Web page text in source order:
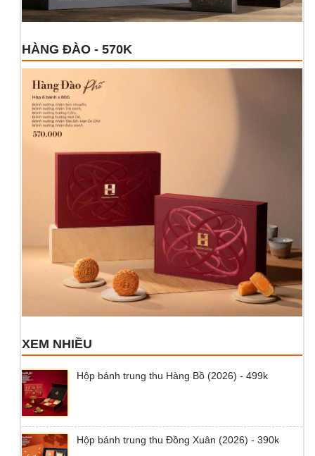
HÀNG ĐÀO - 570K
XEM NHIỀU
Hộp bánh trung thu Hàng Bồ (2026) - 499k
Hộp bánh trung thu Đồng Xuân (2026) - 390k